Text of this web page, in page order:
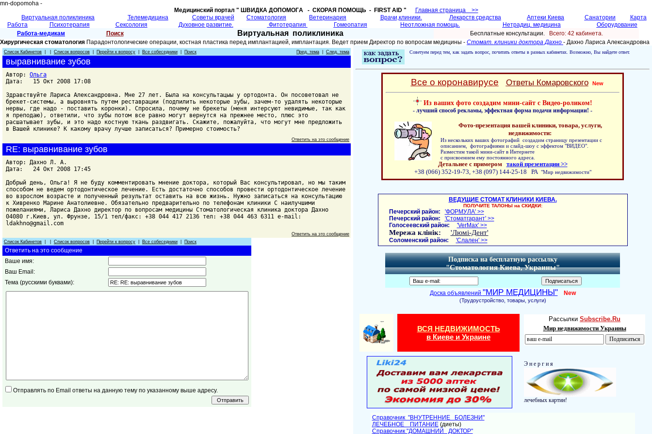
mn-dopomoha -
Медицинский портал " ШВИДКА ДОПОМОГA - СКОРАЯ ПОМОЩЬ - FIRST AID "
Главная страница >>
Виртуальная поликлиника
Телемедицина Советы врачей Cтоматология Ветеринария Врачи,клиники. Лекарств средства Аптеки Киева Санатории
Карта
Работа
Психотерапия Сексология Духовное развитие. Фитотерапия Гомеопатия Неотложная помощь. Нетрадиц. медицина
Оборудование
Работа-медикам
Поиск Виртуальная поликлиника Бесплатные консультации.
Всего: 42 кабинетa.
Хирургическая стоматология Парадонтологические операции, костная пластика перед имплантацией, имплантация. Ведет прием Директор по вопросам медицины - Стомат. клиники доктора Дахно - Дахно Лариса Александровна
Список Кабинетов Список вопросов Перейти к вопросу Все собеседники Поиск Пред. тема След. тема
выравнивание зубов
Автор: Ольга
Дата: 15 Окт 2008 17:08
Здравствуйте Лариса Александровна. Мне 27 лет. Была на консультацыы у ортодонта. Он посоветовал не
брекет-системы, а выровнять путем реставрации (подпилить некоторые зубы, зачем-то удалять некоторые
нервы, где надо - поставить коронки). Спросила, почему не брекеты (меня интерсуют невидимые, так как
я преподаю), ответили, что зубы потом все равно могут вернутся на прежнее место, плюс это
расшатывает зубы, и это надо костную ткань раздвигать. Скажите, пожалуйта, что могут мне предложить
в Вашей клинике? К какому врачу лучше записаться? Примерно стоимость?
Ответить на это сообщение
RE: выравнивание зубов
Автор: Дахно Л. А.
Дата: 24 Окт 2008 17:45
Добрый день, Ольга! Я не буду комментировать мнение доктора, который Вас консультировал, но мы таким
способом не ведем ортодонтическое лечение. Есть достаточно способов провести ортодонтическое лечение
во взрослом возрасте и полученный результат оставить на всю жизнь. Нужно записаться на консультацию
к Хивренко Марине Анатолиевне. Обязательно предварительно по телефонам клиники С наилучшими
пожеланиями, Лариса Дахно директор по вопросам медицины Стоматологическая клиника доктора Дахно
04080 г.Киев, ул. Фрунзе, 15/1 тел/факс: +38 044 417 2136 тел: +38 044 463 6311 e-mail:
ldakhno@gmail.com
Ответить на это сообщение
Список Кабинетов
Список вопросов Перейти к вопросу Все собеседники Поиск
Ответить на это сообщение
Ваше имя:
Ваш Email:
Тема (русскими буквами):
Отправлять по Email ответы на данную тему по указанному выше адресу.
Советуем перед тем, как задать вопрос, почитать ответы в разных кабинетах. Возможно, Вы найдете ответ.
Все о коронавирусе Ответы Комаровского New
Из ваших фото создадим мини-сайт с Видео-роликом!
- лучший способ рекламы, эффектная форма подачи информации! -
Фото-презентация вашей клиники, товара, услуги,
недвижимости:
Из нескольких ваших фотографий создадим страницу презентации с
описанием, фотографиями и слайд-шоу с эффектом "ВИДЕО".
Разместим такой мини-сайт в Интернете
с присвоением ему постоянного адреса.
Детальнее с примером такой презентации >>
+38 (066) 352-19-73, +38 (097) 144-25-18 РА "Мир недвижимости"
ВЕДУЩИЕ СТОМАТ КЛИНИКИ КИЕВА.
ПОЛУЧИТЕ ТАЛОНЫ на СКИДКИ:
Печерский район:
'ФОРМУЛА' >>
Печерский район:
'Стоматгарант' >>
Голосеевский район:
'VerMax' >>
Мережа клінік: 'Люмі-Дент'
Соломенский район: 'Слален' >>
Подписка на бесплатную рассылку
"Стоматология Киева, Украины"
Доска объявлений "МИР МЕДИЦИНЫ" New
(Трудоустройство, товары, услуги)
ВСЯ НЕДВИЖИМОСТЬ
в Киеве и Украине
Рассылки Subscribe.Ru
Мир недвижимости Украины
Э н е р г и я
лечебных картин!
Справочник "ВНУТРЕННИЕ БОЛЕЗНИ"
ЛЕЧЕБНОЕ ПИТАНИЕ(диеты)
Cправочник "ДОМАШНИЙ ДОКТОР"